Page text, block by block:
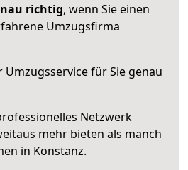
richtig, wenn Sie einen
Umzugsfirma
Umzugsservice für Sie genau
Netzwerk
mehr bieten als manch
in Konstanz.